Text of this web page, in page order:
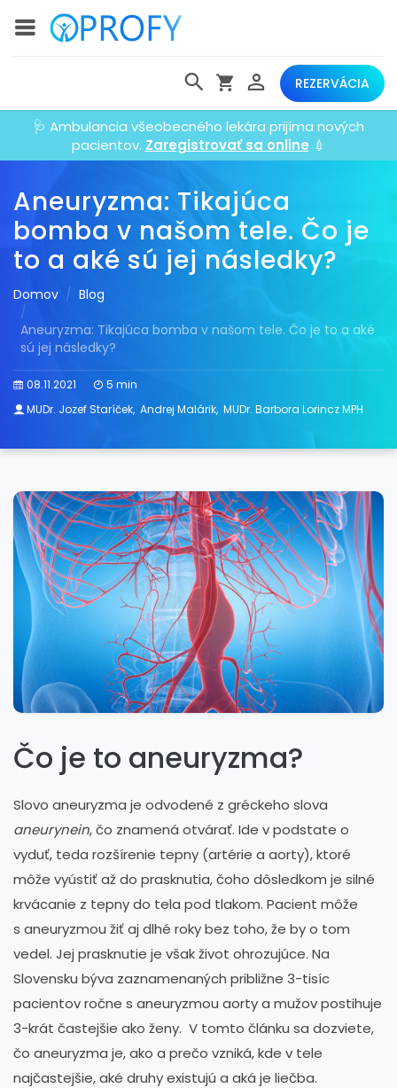
REZERVÁCIA
🩺 Ambulancia všeobecného lekára prijíma nových
pacientov. Zaregistrovať sa online 💉
Aneuryzma: Tikajúca
bomba v našom tele. Čo je
to a aké sú jej následky?
Domov
Blog
Aneuryzma: Tikajúca bomba v našom tele. Čo je to a aké
sú jej následky?
08.11.2021
5 min
MUDr. Jozef Staríček, Andrej Malárik, MUDr. Barbora Lorincz MPH
Čo je to aneuryzma?
Slovo aneuryzma je odvodené z gréckeho slova
aneurynein, čo znamená otvárať. Ide v podstate o
vyduť, teda rozšírenie tepny (artérie a aorty), ktoré
môže vyústiť až do prasknutia, čoho dôsledkom je silné
krvácanie z tepny do tela pod tlakom. Pacient môže
s aneuryzmou žiť aj dlhé roky bez toho, že by o tom
vedel. Jej prasknutie je však život ohrozujúce. Na
Slovensku býva zaznamenaných približne 3-tisíc
pacientov ročne s aneuryzmou aorty a mužov postihuje
3-krát častejšie ako ženy. V tomto článku sa dozviete,
čo aneuryzma je, ako a prečo vzniká, kde v tele
najčastejšie, aké druhy existujú a aká je liečba.